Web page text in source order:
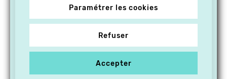
Paramétrer les cookies
Refuser
Accepter